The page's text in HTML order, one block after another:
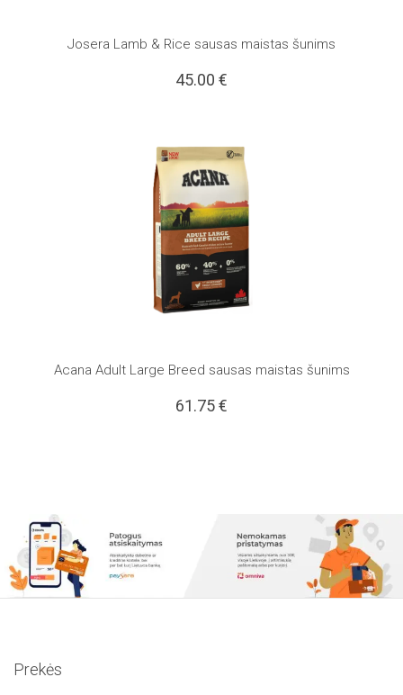
Josera Lamb & Rice sausas maistas šunims
45.00 €
Acana Adult Large Breed sausas maistas šunims
61.75€
Prekės